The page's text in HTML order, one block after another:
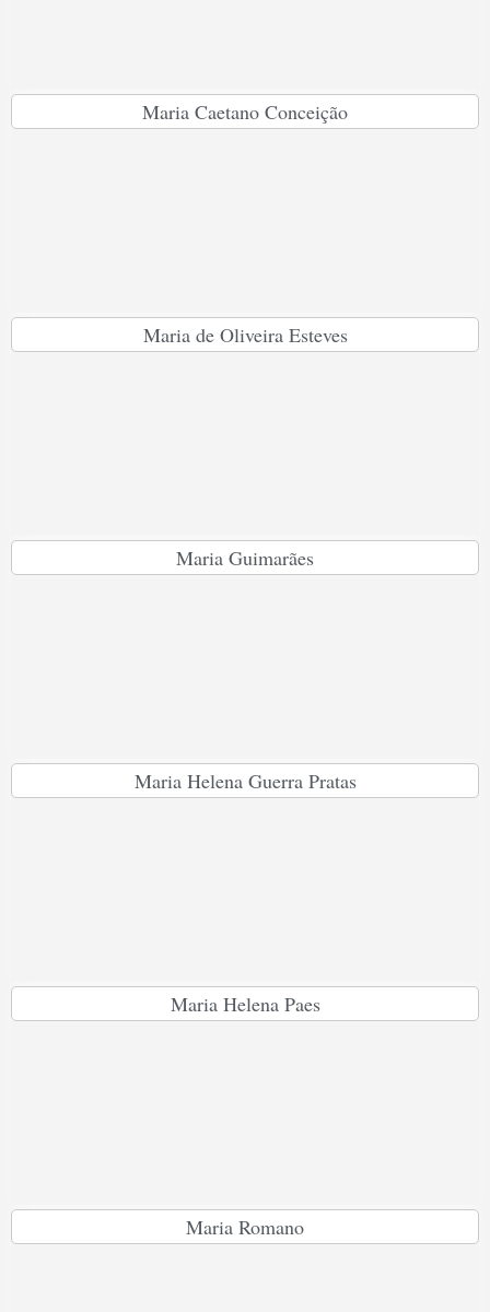
Maria Caetano Conceição
Maria de Oliveira Esteves
Maria Guimarães
Maria Helena Guerra Pratas
Maria Helena Paes
Maria Romano